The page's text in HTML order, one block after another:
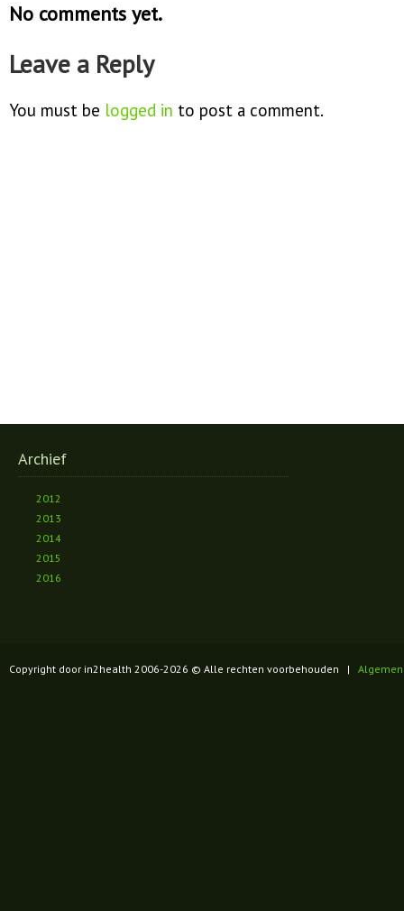
No comments yet.
Leave a Reply
You must be logged in to post a comment.
Archief
2012
2013
2014
2015
2016
Copyright door in2health 2006-2026 © Alle rechten voorbehouden |